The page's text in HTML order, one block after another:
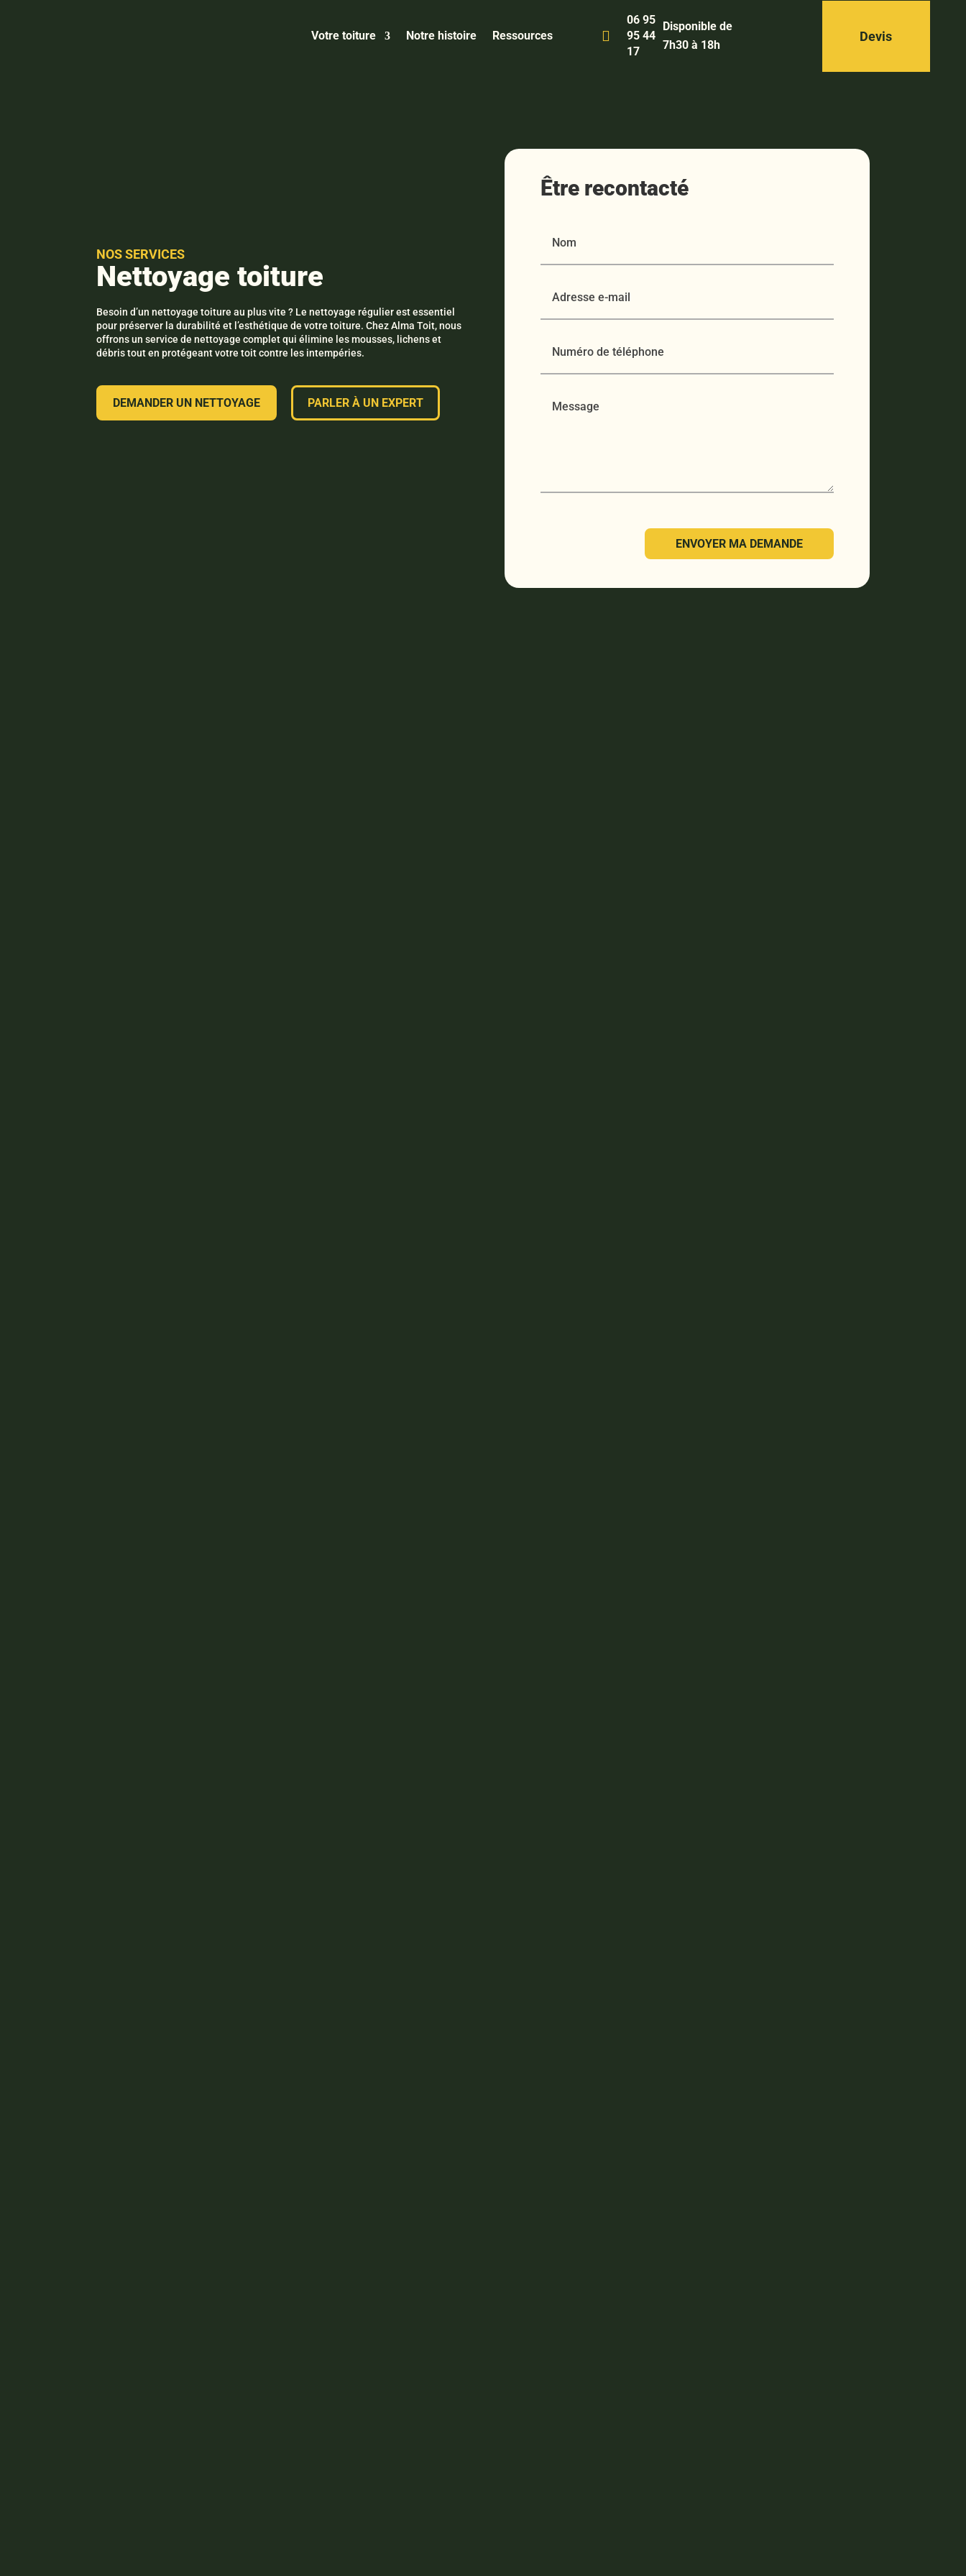
Votre toiture Notre histoire Ressources 
06 95
95 44
17
Disponible de
7h30 à 18h
Devis
NOS SERVICES
Nettoyage toiture
Besoin d’un nettoyage toiture au plus vite ? Le nettoyage régulier est essentiel
pour préserver la durabilité et l’esthétique de votre toiture. Chez Alma Toit, nous
offrons un service de nettoyage complet qui élimine les mousses, lichens et
débris tout en protégeant votre toit contre les intempéries.
DEMANDER UN NETTOYAGE PARLER À UN EXPERT
Être recontacté
ENVOYER MA DEMANDE